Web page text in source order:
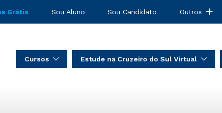
Grátis Sou Aluno Sou Candidato Outros
Cursos Estude na Cruzeiro do Sul Virtual